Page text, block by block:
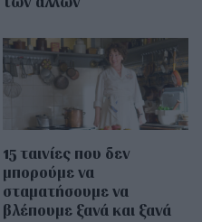
15 ταινίες που δεν
μπορούμε να
σταματήσουμε να
βλέπουμε ξανά και ξανά